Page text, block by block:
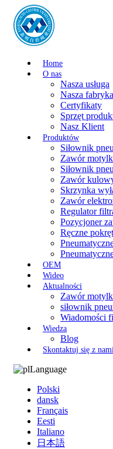
Home
O nas
Nasza usługa
Nasza fabryka
Certyfikaty
Sprzęt
Nasz Klient
Produktów
Siłownik
Zawór
Siłownik
Zawór
Skrzynka
Zawór
Regulator
Pozycjoner
Ręczne
OEM
Wideo
Aktualności
Zawór
siłownik
Wiadomości
Wiedza
Blog
Skontaktuj się z
Language
Polski
dansk
Français
Eesti
Italiano
日本語